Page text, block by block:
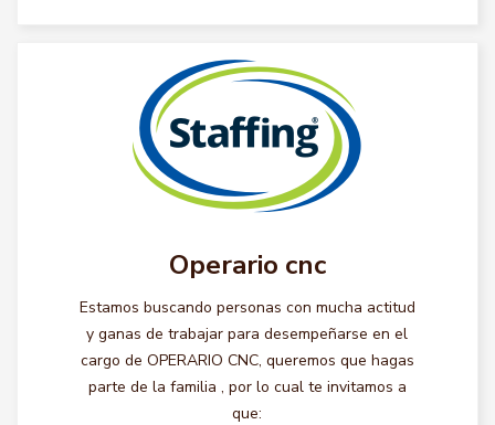
Operario cnc
Estamos buscando personas con mucha actitud
y ganas de trabajar para desempeñarse en el
cargo de OPERARIO CNC, queremos que hagas
parte de la familia , por lo cual te invitamos a
que: